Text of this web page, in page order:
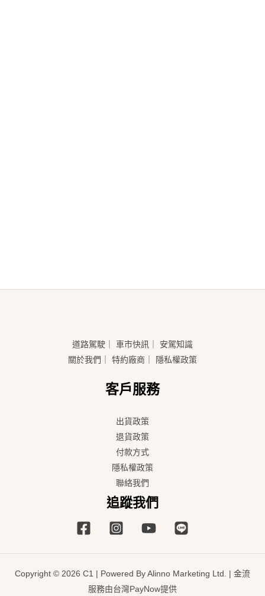
道路駕駛 車市快訊
安駕知識
關於我們
特約廠商 隱私權政策
客戶服務
出貨政策
退貨政策
付款方式
隱私權政策
聯絡我們
追蹤我們
Copyright © 2026 C1 | Powered By Alinno Marketing Ltd. | 金流
服務由台灣PayNow提供